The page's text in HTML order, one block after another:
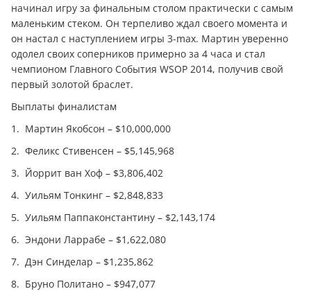
начинал игру за финальным столом практически с самым
маленьким стеком. Он терпеливо ждал своего момента и
он настал с наступлением игры 3-max. Мартин уверенно
одолел своих соперников примерно за 4 часа и стал
чемпионом Главного События WSOP 2014, получив свой
первый золотой браслет.
Выплаты финалистам
1. Мартин Якобсон – $10,000,000
2. Феликс Стивенсен – $5,145,968
3. Йоррит ван Хоф – $3,806,402
4. Уильям Тонкинг – $2,848,833
5. Уильям Паппаконстантину – $2,143,174
6. Эндони Ларрабе – $1,622,080
7. Дэн Синделар – $1,235,862
8. Бруно Политано – $947,077